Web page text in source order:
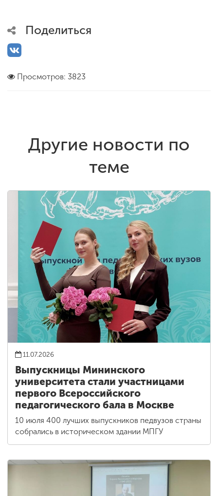
Поделиться
Просмотров: 3823
Другие новости по
теме
11.07.2026
Выпускницы Мининского
университета стали участницами
первого Всероссийского
педагогического бала в Москве
10 июля 400 лучших выпускников педвузов страны
собрались в историческом здании МПГУ